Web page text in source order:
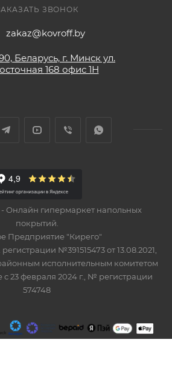
ЗВОНОК
zakaz@kovroff.by
Беларусь, г. Минск ул.
168 офис 1Н
- Онлайн гипермаркет напольных
покрытий.
Предприятие "Кирего"
№391515473 от 13.08.2021,
исполнительным комитетом
с 23 февраля 2024 г., № регистрации
574748